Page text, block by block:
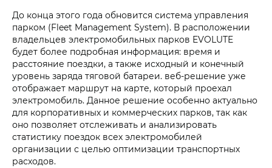
До конца этого года обновится система управления
парком (Fleet Management System). В расположении
владельцев электромобильных парков EVOLUTE
будет более подробная информация: время и
расстояние поездки, а также исходный и конечный
уровень заряда тяговой батареи. веб-решение уже
отображает маршрут на карте, который проехал
электромобиль. Данное решение особенно актуально
для корпоративных и коммерческих парков, так как
оно позволяет отслеживать и анализировать
статистику поездок всех электромобилей
организации с целью оптимизации транспортных
расходов.